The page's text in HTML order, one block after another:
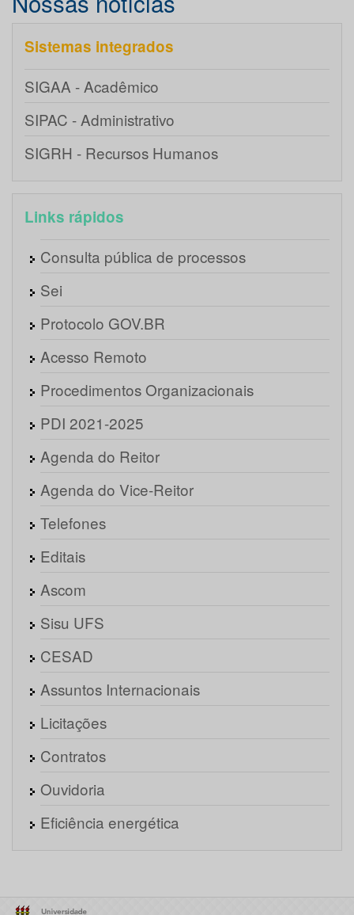
Sistemas integrados
SIGAA - Acadêmico
SIPAC - Administrativo
SIGRH - Recursos Humanos
Links rápidos
Consulta pública de processos
Sei
Protocolo GOV.BR
Acesso Remoto
Procedimentos Organizacionais
PDI 2021-2025
Agenda do Reitor
Agenda do Vice-Reitor
Telefones
Editais
Ascom
Sisu UFS
CESAD
Assuntos Internacionais
Licitações
Contratos
Ouvidoria
Eficiência energética